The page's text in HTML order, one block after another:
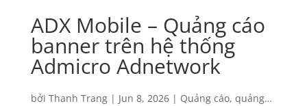
ADX Mobile – Quảng cáo
banner trên hệ thống
Admicro Adnetwork
bởi Thanh Trang| Jun 8, 2026| Quảng cáo, quảng